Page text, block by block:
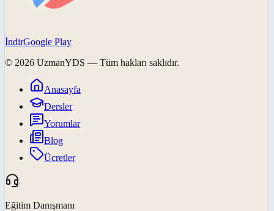
İndirGoogle Play
© 2026 UzmanYDS — Tüm hakları saklıdır.
Anasayfa
Dersler
Yorumlar
Blog
Ücretler
Eğitim Danışmanı